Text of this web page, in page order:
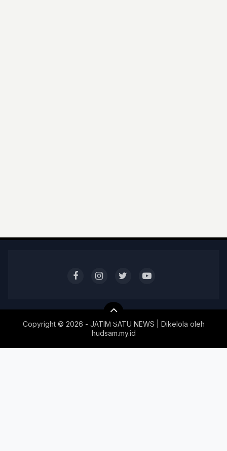
Copyright © 2026 - JATIM SATU NEWS | Dikelola oleh
hudsam.my.id